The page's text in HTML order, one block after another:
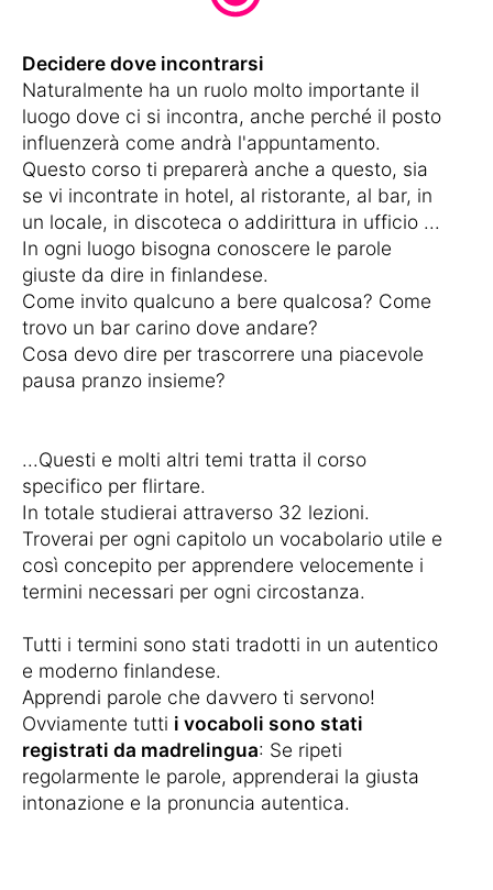
Decidere dove incontrarsi
Naturalmente ha un ruolo molto importante il
luogo dove ci si incontra, anche perché il posto
influenzerà come andrà l'appuntamento.
Questo corso ti preparerà anche a questo, sia
se vi incontrate in hotel, al ristorante, al bar, in
un locale, in discoteca o addirittura in ufficio ...
In ogni luogo bisogna conoscere le parole
giuste da dire in finlandese.
Come invito qualcuno a bere qualcosa? Come
trovo un bar carino dove andare?
Cosa devo dire per trascorrere una piacevole
pausa pranzo insieme?
...Questi e molti altri temi tratta il corso
specifico per flirtare.
In totale studierai attraverso 32 lezioni.
Troverai per ogni capitolo un vocabolario utile e
così concepito per apprendere velocemente i
termini necessari per ogni circostanza.
Tutti i termini sono stati tradotti in un autentico
e moderno finlandese.
Apprendi parole che davvero ti servono!
Ovviamente tutti i vocaboli sono stati
registrati da madrelingua: Se ripeti
regolarmente le parole, apprenderai la giusta
intonazione e la pronuncia autentica.